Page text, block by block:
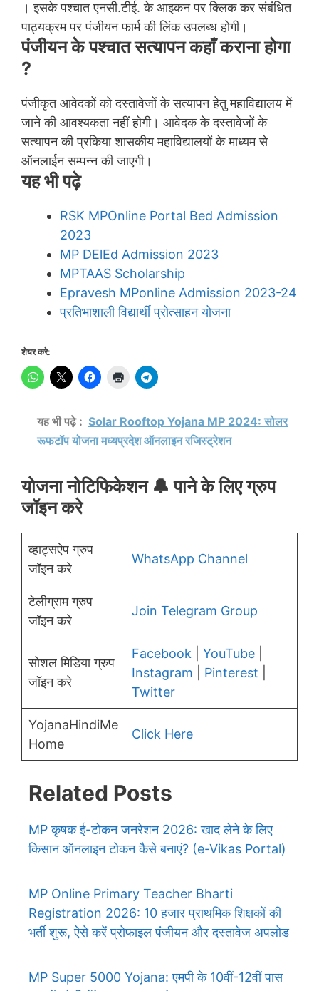
। इसके पश्चात एनसी.टीई. के आइकन पर क्लिक कर संबंधित
पाठ्यक्रम पर पंजीयन फार्म की लिंक उपलब्ध होगी।
पंजीयन के पश्चात सत्यापन कहाँ कराना होगा
?
पंजीकृत आवेदकों को दस्तावेजों के सत्यापन हेतु महाविद्यालय में
जाने की आवश्यकता नहीं होगी। आवेदक के दस्तावेजों के
सत्यापन की प्रकिया शासकीय महाविद्यालयों के माध्यम से
ऑनलाईन सम्पन्न की जाएगी।
यह भी पढ़े
RSK MPOnline Portal Bed Admission
2023
MP DElEd Admission 2023
MPTAAS Scholarship
Epravesh MPonline Admission 2023-24
प्रतिभाशाली विद्यार्थी प्रोत्साहन योजना
शेयर करे:
यह भी पढ़े : Solar Rooftop Yojana MP 2024: सोलर
रूफटॉप योजना मध्यप्रदेश ऑनलाइन रजिस्ट्रेशन
योजना नोटिफिकेशन 🔔 पाने के लिए ग्रुप
जॉइन करे
व्हाट्सऐप ग्रुप
जॉइन करे
WhatsApp Channel
टेलीग्राम ग्रुप
जॉइन करे
Join Telegram Group
सोशल मिडिया ग्रुप
जॉइन करे
Facebook YouTube
Instagram
Pinterest
Twitter
YojanaHindiMe
Home
Click Here
Related Posts
MP कृषक ई-टोकन जनरेशन 2026: खाद लेने के लिए
किसान ऑनलाइन टोकन कैसे बनाएं? (e-Vikas Portal)
MP Online Primary Teacher Bharti
Registration 2026: 10 हजार प्राथमिक शिक्षकों की
भर्ती शुरू, ऐसे करें प्रोफाइल पंजीयन और दस्तावेज अपलोड
MP Super 5000 Yojana: एमपी के 10वीं-12वीं पास